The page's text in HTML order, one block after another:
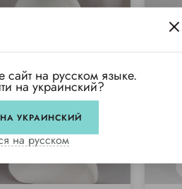
сайт на русском языке.
на украинский?
УКРАИНСКИЙ
на русском